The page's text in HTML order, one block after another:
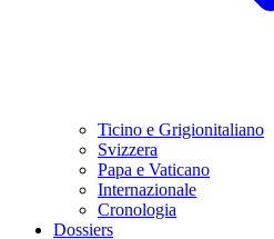
Ticino e Grigionitaliano
Svizzera
Papa e Vaticano
Internazionale
Cronologia
Dossiers